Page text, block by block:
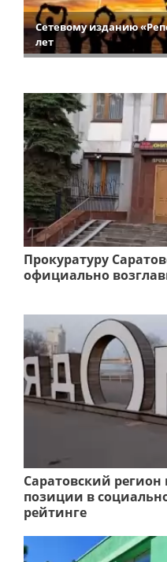
Сетевому изданию
лет
Прокуратуру
официально
Саратовский
позиции в
рейтинге